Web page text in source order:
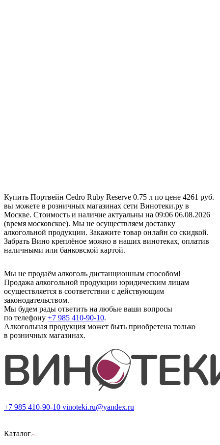
Купить Портвейн Cedro Ruby Reserve 0.75 л по цене 4261 руб.
вы можете в розничных магазинах сети Винотеки.ру в
Москве. Стоимость и наличие актуальны на 09:06 06.08.2026
(время московское). Мы не осуществляем доставку
алкогольной продукции. Закажите товар онлайн со скидкой.
Забрать Вино креплёное можно в наших винотеках, оплатив
наличными или банковской картой.
Мы не продаём алкоголь дистанционным способом!
Продажа алкогольной продукции юридическим лицам
осуществляется в соответствии с действующим
законодательством.
Мы будем рады ответить на любые ваши вопросы
по телефону +7 985 410-90-10.
Алкогольная продукция может быть приобретена только
в розничных магазинах.
+7 985 410-90-10 vinoteki.ru@yandex.ru
Каталог